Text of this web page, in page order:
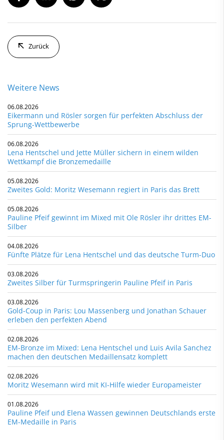
Zurück
Weitere News
06.08.2026
Eikermann und Rösler sorgen für perfekten Abschluss der
Sprung-Wettbewerbe
06.08.2026
Lena Hentschel und Jette Müller sichern in einem wilden
Wettkampf die Bronzemedaille
05.08.2026
Zweites Gold: Moritz Wesemann regiert in Paris das Brett
05.08.2026
Pauline Pfeif gewinnt im Mixed mit Ole Rösler ihr drittes EM-
Silber
04.08.2026
Fünfte Plätze für Lena Hentschel und das deutsche Turm-Duo
03.08.2026
Zweites Silber für Turmspringerin Pauline Pfeif in Paris
03.08.2026
Gold-Coup in Paris: Lou Massenberg und Jonathan Schauer
erleben den perfekten Abend
02.08.2026
EM-Bronze im Mixed: Lena Hentschel und Luis Avila Sanchez
machen den deutschen Medaillensatz komplett
02.08.2026
Moritz Wesemann wird mit KI-Hilfe wieder Europameister
01.08.2026
Pauline Pfeif und Elena Wassen gewinnen Deutschlands erste
EM-Medaille in Paris